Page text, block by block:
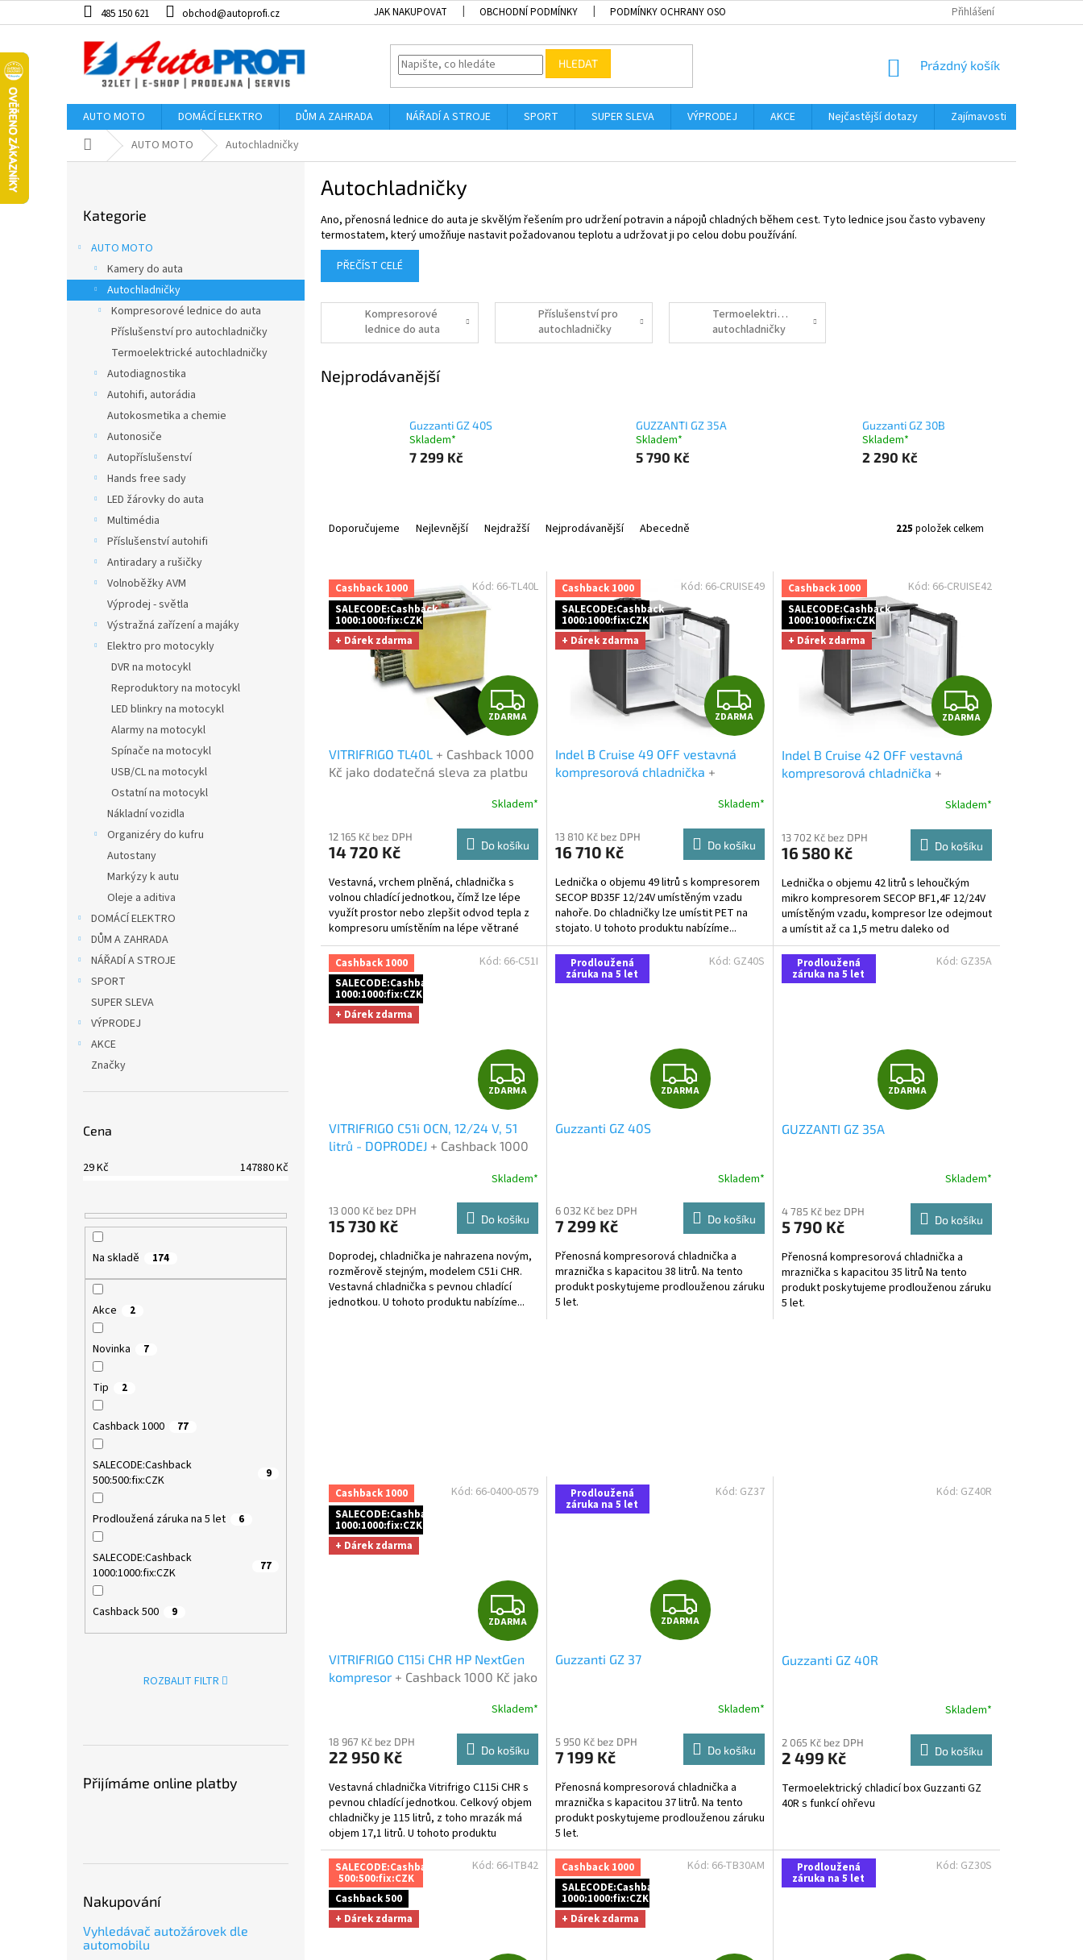
na
485 150 621 obchod@autoprofi.cz JAK NAKUPOVAT OBCHODNÍ PODMÍNKY PODMÍNKY OCHRANY OSOBNÍCH ÚDAJŮ SLOVNÍK POJMŮ
Přihlášení
HLEDAT
NÁKUPNÍ
Prázdný košík
AUTO MOTO DOMÁCÍ ELEKTRO DŮM A ZAHRADA NÁŘADÍ A STROJE SPORT SUPER SLEVA VÝPRODEJ AKCE Nejčastější dotazy Zajímavosti
Domů AUTO MOTO Autochladničky
n
kategorie
Kategorie
AUTO MOTO
Kamery do auta
Autochladničky
Kompresorové lednice do auta
Příslušenství pro autochladničky
Termoelektrické autochladničky
Autodiagnostika
Autohifi, autorádia
Autokosmetika a chemie
Autonosiče
Autopříslušenství
Hands free sady
LED žárovky do auta
Multimédia
Příslušenství autohifi
Antiradary a rušičky
Volnoběžky AVM
Výprodej - světla
Výstražná zařízení a majáky
Elektro pro motocykly
DVR na motocykl
Reproduktory na motocykl
LED blinkry na motocykl
Alarmy na motocykl
Spínače na motocykl
USB/CL na motocykl
Ostatní na motocykl
Nákladní vozidla
Organizéry do kufru
Autostany
Markýzy k autu
Oleje a aditiva
DOMÁCÍ ELEKTRO
DŮM A ZAHRADA
NÁŘADÍ A STROJE
SPORT
SUPER SLEVA
VÝPRODEJ
AKCE
Značky
Cena
29Kč 147880Kč
Na skladě 174
Akce 2
Novinka 7
Tip 2
Cashback 1000 77
SALECODE:Cashback
500:500:fix:CZK
9
Prodloužená záruka na 5 let 6
SALECODE:Cashback
1000:1000:fix:CZK
77
Cashback 500 9
ROZBALIT FILTR
Přijímáme online platby
Nakupování
Vyhledávač autožárovek dle
automobilu
Autochladničky
Ano, přenosná lednice do auta je skvělým řešením pro udržení potravin a nápojů chladných během cest. Tyto lednice jsou často vybaveny
termostatem, který umožňuje nastavit požadovanou teplotu a udržovat ji po celou dobu používání.
PŘEČÍST CELÉ
Kompresorové
lednice do auta
Příslušenství pro
autochladničky
Termoelektrické
autochladničky
Nejprodávanější
Guzzanti GZ 40S
Skladem*
7 299 Kč
GUZZANTI GZ 35A
Skladem*
5 790 Kč
Guzzanti GZ 30B
Skladem*
2 290 Kč
n
Doporučujeme Nejlevnější Nejdražší Nejprodávanější Abecedně 225 položek celkem
V Cashback 1000
SALECODE:Cashback
1000:1000:fix:CZK
+ Dárek zdarma
Z
D
A
R
M
A
ZDARMA
VITRIFRIGO TL40L + Cashback 1000
Kč jako dodatečná sleva za platbu
Skladem*
12 165 Kč bez DPH
14 720 Kč Do košíku
Vestavná, vrchem plněná, chladnička s
volnou chladící jednotkou, čímž lze lépe
využít prostor nebo zlepšit odvod tepla z
kompresoru umístěním na lépe větrané
místo. ...
Kód: 66-TL40L
Cashback 1000
SALECODE:Cashback
1000:1000:fix:CZK
+ Dárek zdarma
Z
D
R
M
A
ZDARMA
Indel B Cruise 49 OFF vestavná
kompresorová chladnička +
Skladem*
13 810 Kč bez DPH
16 710 Kč Do košíku
Lednička o objemu 49 litrů s kompresorem
SECOP BD35F 12/24V umístěným vzadu
nahoře. Do chladničky lze umístit PET na
stojato. U tohoto produktu nabízíme...
Kód: 66-CRUISE49
Cashback 1000
SALECODE:Cashback
1000:1000:fix:CZK
+ Dárek zdarma
Z
D
R
M
A
ZDARMA
Indel B Cruise 42 OFF vestavná
kompresorová chladnička +
Skladem*
13 702 Kč bez DPH
16 580 Kč Do košíku
Lednička o objemu 42 litrů s lehoučkým
mikro kompresorem SECOP BF1,4F 12/24V
umístěným vzadu, kompresor lze odejmout
a umístit až ca 1,5 metru daleko od
chladničky. U tohoto...
Kód: 66-CRUISE42
Cashback 1000
SALECODE:Cashback
1000:1000:fix:CZK
+ Dárek zdarma
Z
D
A
R
M
A
ZDARMA
VITRIFRIGO C51i OCN, 12/24 V, 51
litrů - DOPRODEJ + Cashback 1000
Skladem*
13 000 Kč bez DPH
15 730 Kč Do košíku
Doprodej, chladnička je nahrazena novým,
rozměrově stejným, modelem C51i CHR.
Vestavná chladnička s pevnou chladící
jednotkou. U tohoto produktu nabízíme...
Kód: 66-C51I Prodloužená
záruka na 5 let
Z
D
R
M
A
ZDARMA
Guzzanti GZ 40S
produktu
je
z
5
hvězdiček.
Skladem*
6 032 Kč bez DPH
7 299 Kč Do košíku
Přenosná kompresorová chladnička a
mraznička s kapacitou 38 litrů. Na tento
produkt poskytujeme prodlouženou záruku
5 let.
Kód: GZ40S Prodloužená
záruka na 5 let
Z
D
R
M
A
ZDARMA
GUZZANTI GZ 35A
Skladem*
4 785 Kč bez DPH
5 790 Kč Do košíku
Přenosná kompresorová chladnička a
mraznička s kapacitou 35 litrů Na tento
produkt poskytujeme prodlouženou záruku
5 let.
Kód: GZ35A
Cashback 1000
SALECODE:Cashback
1000:1000:fix:CZK
+ Dárek zdarma
Z
D
A
R
M
A
ZDARMA
VITRIFRIGO C115i CHR HP NextGen
kompresor + Cashback 1000 Kč jako
Skladem*
18 967 Kč bez DPH
22 950 Kč Do košíku
Vestavná chladnička Vitrifrigo C115i CHR s
pevnou chladící jednotkou. Celkový objem
chladničky je 115 litrů, z toho mrazák má
objem 17,1 litrů. U tohoto produktu
nabízíme...
Kód: 66-0400-0579 Prodloužená
záruka na 5 let
Z
D
R
M
A
ZDARMA
Guzzanti GZ 37
produktu
je
z
5
hvězdiček.
Skladem*
5 950 Kč bez DPH
7 199 Kč Do košíku
Přenosná kompresorová chladnička a
mraznička s kapacitou 37 litrů. Na tento
produkt poskytujeme prodlouženou záruku
5 let.
Kód: GZ37
Guzzanti GZ 40R
Skladem*
2 065 Kč bez DPH
2 499 Kč Do košíku
Termoelektrický chladicí box Guzzanti GZ
40R s funkcí ohřevu
Kód: GZ40R
SALECODE:Cashback
500:500:fix:CZK
Cashback 500
+ Dárek zdarma
Kód: 66-ITB42
Cashback 1000
SALECODE:Cashback
1000:1000:fix:CZK
+ Dárek zdarma
Kód: 66-TB30AM Prodloužená
záruka na 5 let
Kód: GZ30S